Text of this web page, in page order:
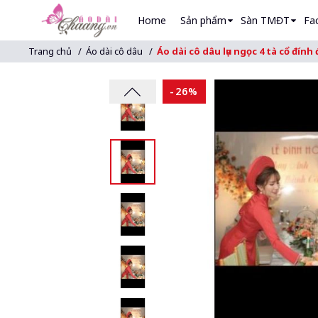
Home Sản phẩm Sàn TMĐT
Trang chủ Áo dài cô dâu Áo dài cô dâu lụa ngọc 4 tà cổ
-26%
Hiện đang có3sản phẩm
Giầy
Giao hàng trên toàn quốc
Tiếp tục mua hàng